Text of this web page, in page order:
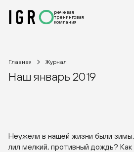
речевая
тренинговая
компания
Главная Журнал
Наш январь 2019
Неужели в нашей жизни были зимы,
лил мелкий, противный дождь?